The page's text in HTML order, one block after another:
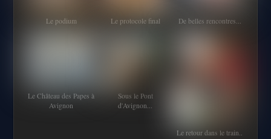
Le podium Le protocole final De belles rencontres...
Le Château des Papes à
Avignon
Sous le Pont
d'Avignon...
Le retour dans le train..